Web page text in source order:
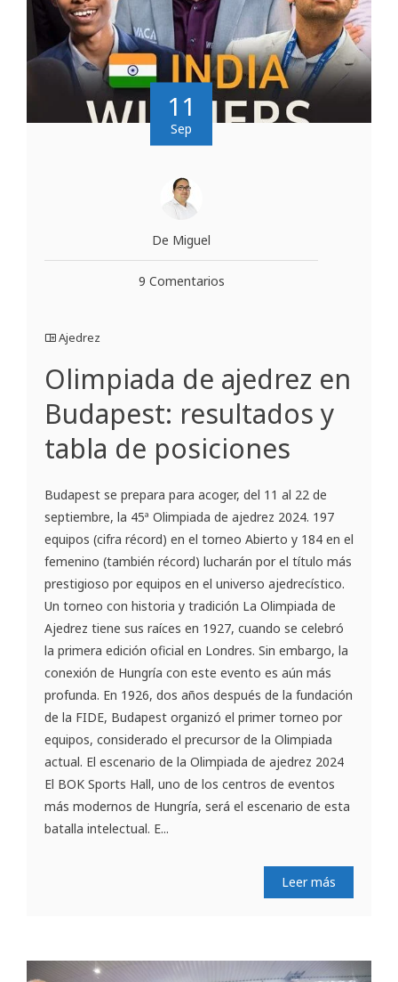
11
Sep
De Miguel
9 Comentarios
Ajedrez
Olimpiada de ajedrez en
Budapest: resultados y
tabla de posiciones
Budapest se prepara para acoger, del 11 al 22 de
septiembre, la 45ª Olimpiada de ajedrez 2024. 197
equipos (cifra récord) en el torneo Abierto y 184 en el
femenino (también récord) lucharán por el título más
prestigioso por equipos en el universo ajedrecístico.
Un torneo con historia y tradición La Olimpiada de
Ajedrez tiene sus raíces en 1927, cuando se celebró
la primera edición oficial en Londres. Sin embargo, la
conexión de Hungría con este evento es aún más
profunda. En 1926, dos años después de la fundación
de la FIDE, Budapest organizó el primer torneo por
equipos, considerado el precursor de la Olimpiada
actual. El escenario de la Olimpiada de ajedrez 2024
El BOK Sports Hall, uno de los centros de eventos
más modernos de Hungría, será el escenario de esta
batalla intelectual. E...
Leer más